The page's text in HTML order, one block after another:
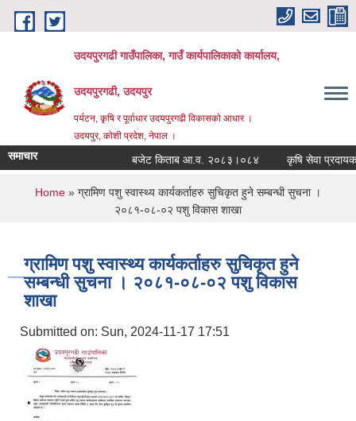
Skip to main content
उदयपुरगढी गाउँपालिका, गाउँ कार्यपालिकाको कार्यालय,
उदयपुरगढी, उदयपुर
पर्यटन, कृषि र पूर्वाधार उदयपुरगढी विकासकाे आधार ।
उदयपुर, काेशी प्रदेश, नेपाल ।
समाचार बजेट किताब आ.व. २०८३।०८४ कृषि सेवा
You are here
Home » ग्रामिण पशु स्वास्थ्य कार्यकर्ताहरु सुचिकृत हुने सम्बन्धी सुचना ।
२०८१-०८-०२ पशु विकास शाखा
ग्रामिण पशु स्वास्थ्य कार्यकर्ताहरु सुचिकृत हुने
सम्बन्धी सुचना । २०८१-०८-०२ पशु विकास
शाखा
Submitted on: Sun, 2024-11-17 17:51